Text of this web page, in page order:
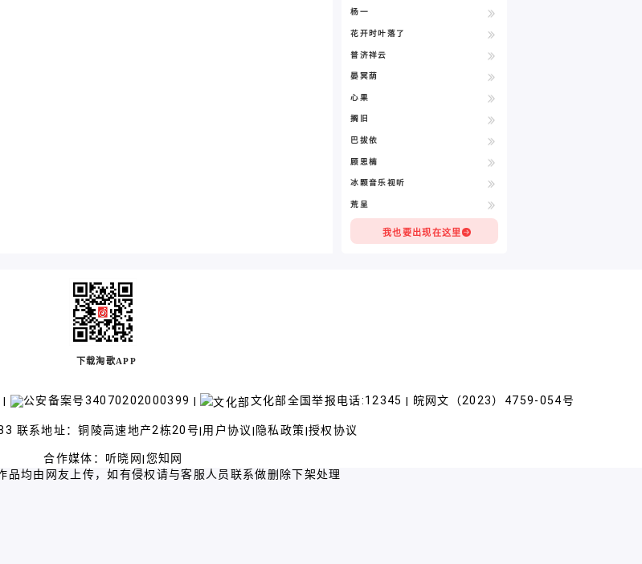
杨一
花开时叶落了
普济祥云
晏冥荫
心果
搁旧
巴拔依
顾思楠
冰颗音乐视听
荒呈
我也要出现在这里
下载淘歌APP
| 公安备案号34070202000399 | 文化部全国举报电话:12345 | 皖网文（2023）4759-054号
联系地址：铜陵高速地产2栋20号| 用户协议 | 隐私政策|授权协议
合作媒体： 听晓网| 您知网
品均由网友上传，如有侵权请与客服人员联系做删除下架处理